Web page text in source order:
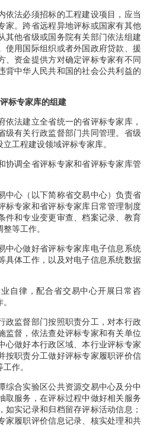
依法必须招标的工程建设项目，应当
家。跨省远程异地评标或国家有其他
其他省级或国务院有关部门依法组建
使用国际组织或者外国政府贷款、援
、资金提供方对确定评标专家有不同
背中华人民共和国的社会公共利益的
标专家库的组建
依法建立全省统一的省评标专家库，
级有关行政监督部门共同管理。省级
工程建设领域评标专家库。
协调全省评标专家和省评标专家库管
中心（以下简称省交易中心）负责省
标专家和省评标专家库日常管理制度
件和专业变更审查、档案记录、教育
等工作。
心做好省评标专家库电子信息系统
具体工作，以及对电子信息系统数据
律，配合省交易中心开展日常咨
政监督部门按照职责分工，对本行政
监督，依法查处评标专家和有关单位
心做好本行政区域、本行业评标专家
按职责分工做好评标专家履职评价信
作。
综合实验区公共资源交易中心及分中
取服务，在评标过程中做好相关服务
如实记录和归档留存评标活动信息；
家履职评价信息记录、核实处理和共